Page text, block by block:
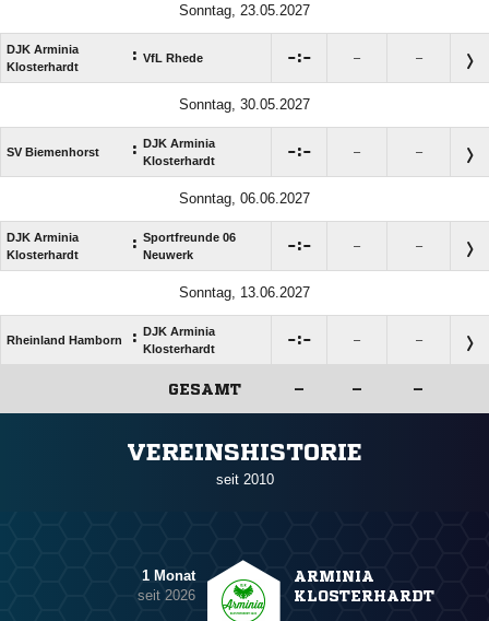
Sonntag, 23.05.2027
DJK Arminia
Klosterhardt
: VfL Rhede : – –
Sonntag, 30.05.2027
SV Biemenhorst : DJK Arminia
Klosterhardt
: – –
Sonntag, 06.06.2027
DJK Arminia
Klosterhardt
: Sportfreunde 06
Neuwerk
: – –
Sonntag, 13.06.2027
Rheinland Hamborn : DJK Arminia
Klosterhardt
: – –
GESAMT – – –
VEREINSHISTORIE
seit 2010
1 Monat
seit 2026
ARMINIA
KLOSTERHARDT